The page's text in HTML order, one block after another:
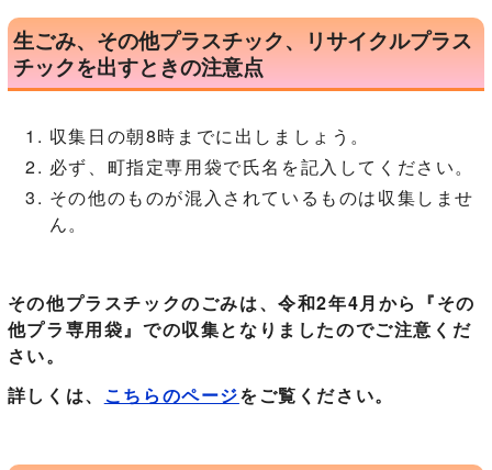
生ごみ、その他プラスチック、リサイクルプラス
チックを出すときの注意点
収集日の朝8時までに出しましょう。
必ず、町指定専用袋で氏名を記入してください。
その他のものが混入されているものは収集しませ
ん。
その他プラスチックのごみは、令和2年4月から『その
他プラ専用袋』での収集となりましたのでご注意くだ
さい。
詳しくは、 こちらのページをご覧ください。